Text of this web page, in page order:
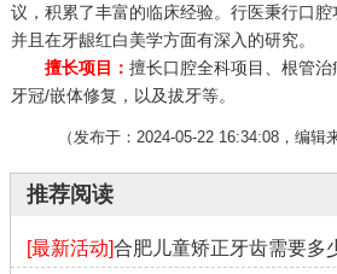
议，积累了丰富的临床经验。行医秉行口腔
并且在牙龈红白美学方面有深入的研究。
擅长项目： 擅长口腔全科项目、根管
牙冠/嵌体修复，以及拔牙等。
（发布于：2024-05-22 16:34:08，编辑
推荐阅读
[最新活动]合肥儿童矫正牙齿需要多